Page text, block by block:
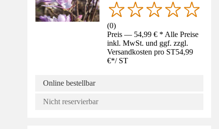
(0)
Preis — 54,99 € * Alle Preise
inkl. MwSt. und ggf. zzgl.
Versandkosten pro ST54,99
€*/ ST
Online bestellbar
Nicht reservierbar